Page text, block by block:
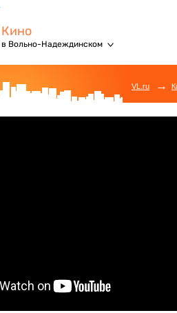
Кино
в Вольно-Надеждинском
VL.ru →